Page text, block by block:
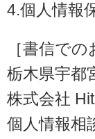
4.個人情報
［書信での
栃木県宇都
株式会社
個人情報相